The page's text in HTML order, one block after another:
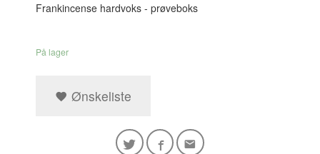
Frankincense hardvoks - prøveboks
På lager
Ønskeliste